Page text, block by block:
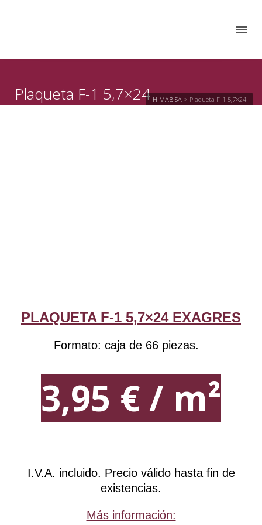
Plaqueta F-1 5,7×24 HIMABISA > Plaqueta F-1 5,7×24
PLAQUETA F-1 5,7×24 EXAGRES
Formato: caja de 66 piezas.
3,95 € / m²
I.V.A. incluido. Precio válido hasta fin de
existencias.
Más información: